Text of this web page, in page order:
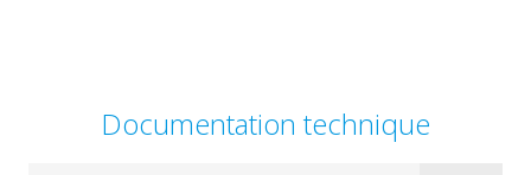
Documentation technique